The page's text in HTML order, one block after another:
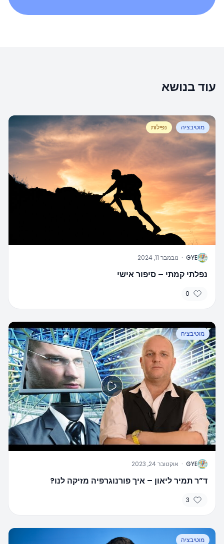
עוד בנושא
מוטיבציה נפילות
G
GYE
· נובמבר 11, 2024
נפלתי קמתי – סיפור אישי
0
מוטיבציה
G
GYE
· אוקטובר 24, 2023
ד”ר תמיר ליאון – איך פורנוגרפיה מזיקה לנו?
3
מוטיבציה